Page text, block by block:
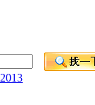
2013